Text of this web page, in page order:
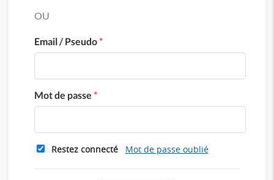
OU
Email / Pseudo*
Mot de passe *
Restez connecté Mot de passe oublié